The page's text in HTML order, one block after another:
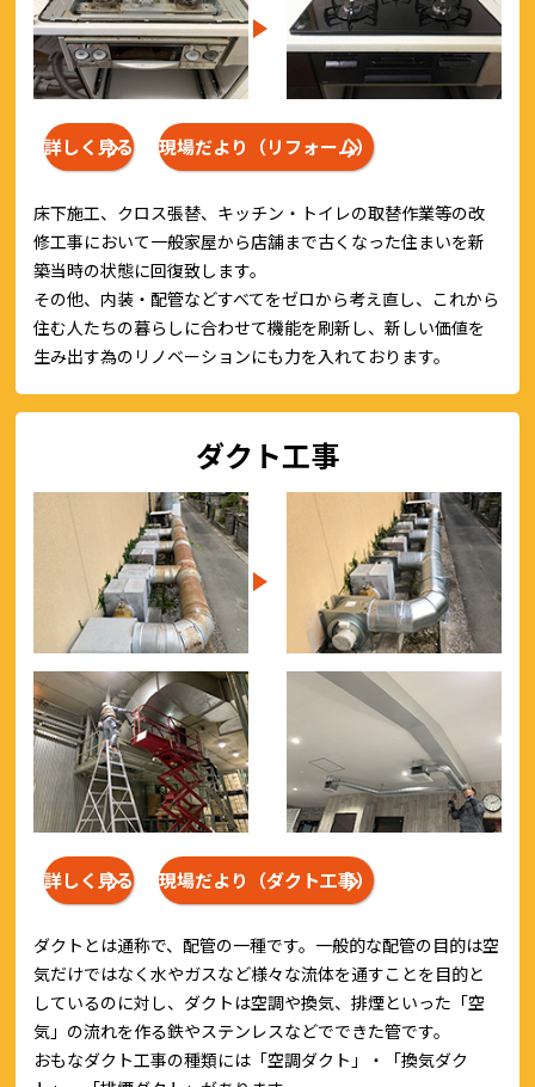
詳しく見る 現場だより（リフォーム）
床下施工、クロス張替、キッチン・トイレの取替作業等の改
修工事において一般家屋から店舗まで古くなった住まいを新
築当時の状態に回復致します。
その他、内装・配管などすべてをゼロから考え直し、これから
住む人たちの暮らしに合わせて機能を刷新し、新しい価値を
生み出す為のリノベーションにも力を入れております。
ダクト工事
詳しく見る 現場だより（ダクト工事）
ダクトとは通称で、配管の一種です。一般的な配管の目的は空
気だけではなく水やガスなど様々な流体を通すことを目的と
しているのに対し、ダクトは空調や換気、排煙といった「空
気」の流れを作る鉄やステンレスなどでできた管です。
おもなダクト工事の種類には「空調ダクト」・「換気ダク